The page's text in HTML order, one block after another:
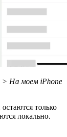
На моем iPhone
только
локально.